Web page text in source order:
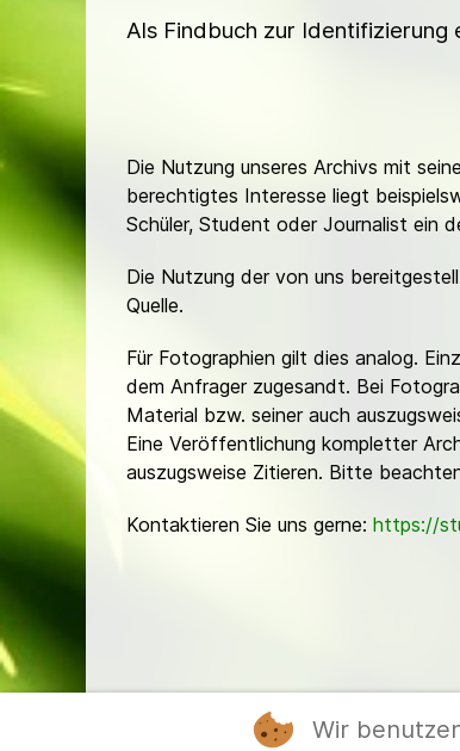
Als Findbuch zur
Die Nutzung unseres Archivs mit
berechtigtes Interesse liegt
Schüler, Student oder Journalist ein
Die Nutzung der von uns
Quelle.
Für Fotographien gilt dies analog.
dem Anfrager zugesandt. Bei
Material bzw. seiner auch
Eine Veröffentlichung kompletter
auszugsweise Zitieren. Bitte
Kontaktieren Sie uns gerne: https://
Wir